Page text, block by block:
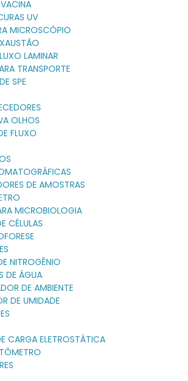
UV
MICROSCÓPIO
LAMINAR
TRANSPORTE
SPE
OLHOS
FLUXO
DE AMOSTRAS
MICROBIOLOGIA
CÉLULAS
NITROGÊNIO
DE ÁGUA
DE AMBIENTE
DE UMIDADE
CARGA ELETROSTÁTICA